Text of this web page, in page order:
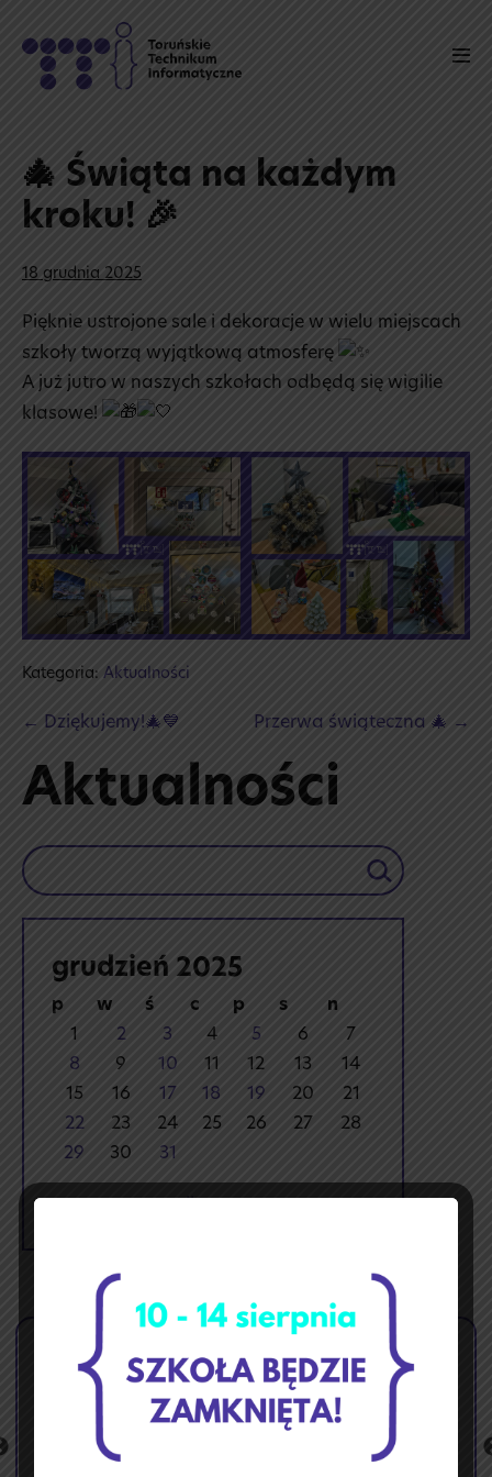
content
Aktualności
Szukaj
grudzień 2025
p w ś c p s
n
1
2 3 4 5 6
7
8
9 10 11 12 13
14
15
16 17 18 19 20
21
22
23 24 25 26 27
28
29
30 31
🎄 Świąta na każdym
kroku! 🎉
18 grudnia 2025
Pięknie ustrojone sale i dekoracje w wielu miejscach
szkoły tworzą wyjątkową atmosferę
A już jutro w naszych szkołach odbędą się wigilie
klasowe!
Kategoria: Aktualności
Post
← Dziękujemy!🎄💙 Przerwa świąteczna 🎄 →
🏝️ Przerwa wakacyjna ☀️